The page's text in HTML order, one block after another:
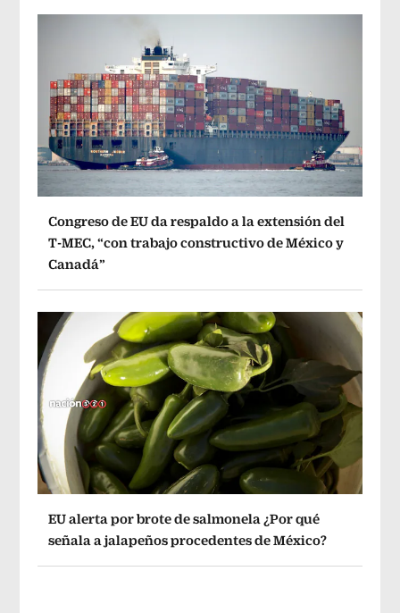
Congreso de EU da respaldo a la extensión del
T-MEC, “con trabajo constructivo de México y
Canadá”
EU alerta por brote de salmonela ¿Por qué
señala a jalapeños procedentes de México?